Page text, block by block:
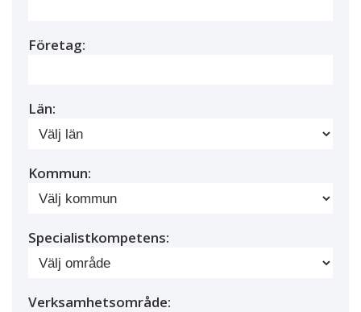
Företag:
Län:
Kommun:
Specialistkompetens:
Verksamhetsområde: